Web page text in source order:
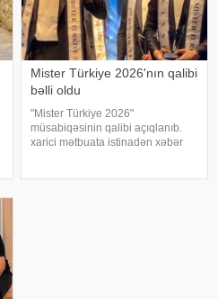
Mister Türkiye 2026'nın qalibi
bəlli oldu
"Mister Türkiye 2026"
müsabiqəsinin qalibi açıqlanıb.
xarici mətbuata istinadən xəbər